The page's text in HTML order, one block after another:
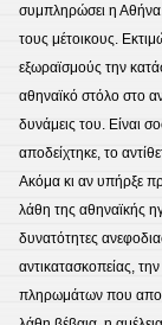
συμπληρώσει η Αθήνα
τους μέτοικους.
εξωραϊσμούς την
αθηναϊκό στόλο στο
δυνάμεις του. Είναι
αποδείχτηκε, το
Ακόμα κι αν υπήρξε
λάθη της αθηναϊκής
δυνατότητες
αντικατασκοπείας,
πληρωμάτων που